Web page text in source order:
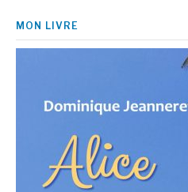
MON LIVRE